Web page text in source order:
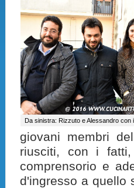
Da sinistra: Rizzuto e Alessandro con
giovani membri
riusciti, con i
comprensorio e
d'ingresso a quello